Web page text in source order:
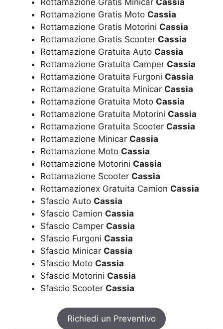
Rottamazione Gratis Minicar Cassia
Rottamazione Gratis Moto Cassia
Rottamazione Gratis Motorini Cassia
Rottamazione Gratis Scooter Cassia
Rottamazione Gratuita Auto Cassia
Rottamazione Gratuita Camper Cassia
Rottamazione Gratuita Furgoni Cassia
Rottamazione Gratuita Minicar Cassia
Rottamazione Gratuita Moto Cassia
Rottamazione Gratuita Motorini Cassia
Rottamazione Gratuita Scooter Cassia
Rottamazione Minicar Cassia
Rottamazione Moto Cassia
Rottamazione Motorini Cassia
Rottamazione Scooter Cassia
Rottamazionex Gratuita Camion Cassia
Sfascio Auto Cassia
Sfascio Camion Cassia
Sfascio Camper Cassia
Sfascio Furgoni Cassia
Sfascio Minicar Cassia
Sfascio Moto Cassia
Sfascio Motorini Cassia
Sfascio Scooter Cassia
Richiedi un Preventivo